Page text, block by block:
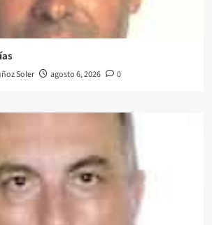
Soler agosto 6, 2026 0